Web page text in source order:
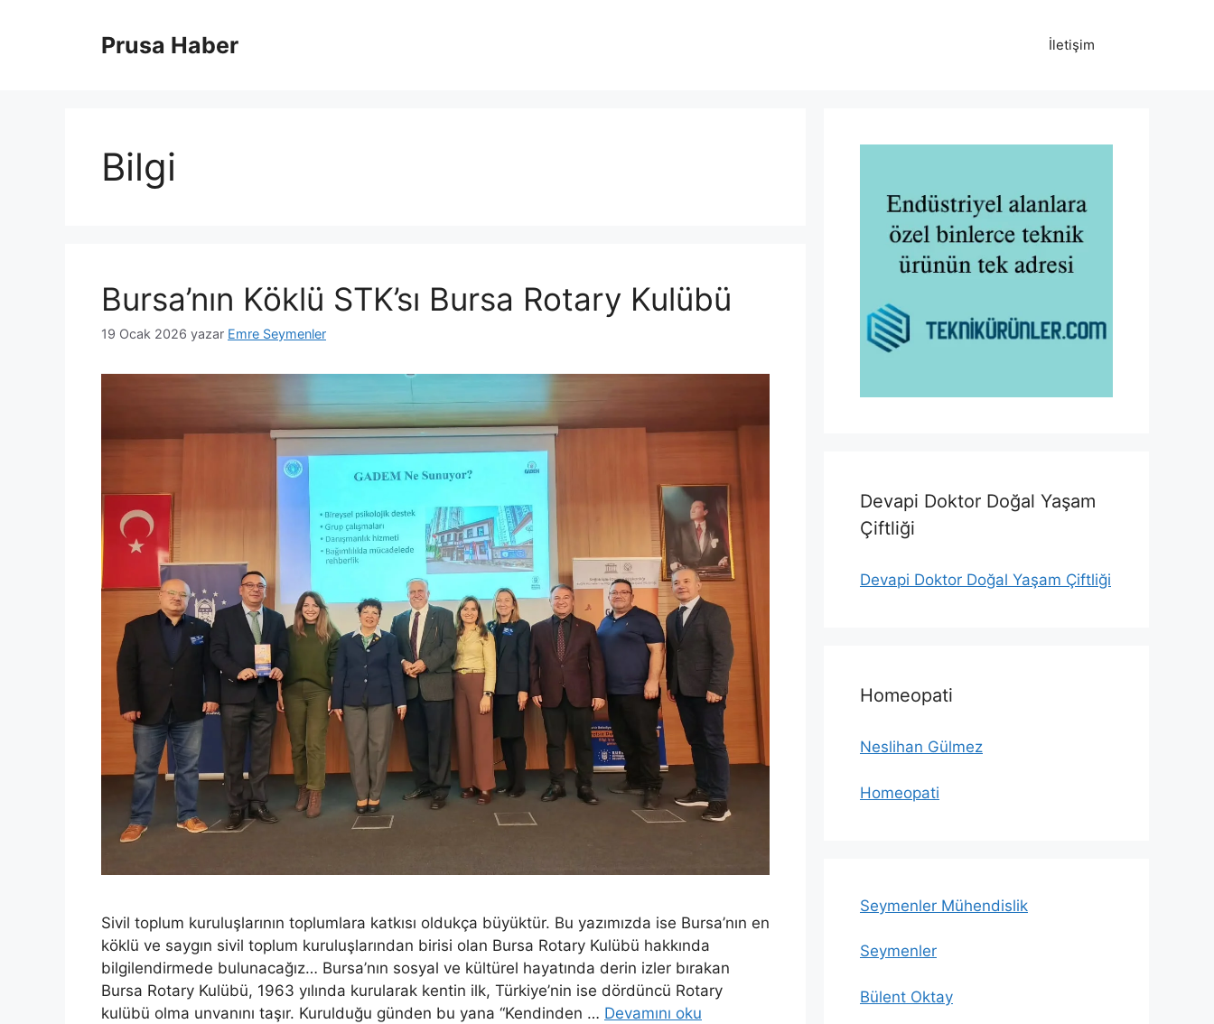
Prusa Haber İletişim
Bilgi
Bursa’nın Köklü STK’sı Bursa Rotary Kulübü
19 Ocak 2026 yazar Emre Seymenler
Sivil toplum kuruluşlarının toplumlara katkısı oldukça büyüktür. Bu yazımızda ise Bursa’nın en
köklü ve saygın sivil toplum kuruluşlarından birisi olan Bursa Rotary Kulübü hakkında
bilgilendirmede bulunacağız… Bursa’nın sosyal ve kültürel hayatında derin izler bırakan
Bursa Rotary Kulübü, 1963 yılında kurularak kentin ilk, Türkiye’nin ise dördüncü Rotary
kulübü olma unvanını taşır. Kurulduğu günden bu yana “Kendinden … Devamını oku
Devapi Doktor Doğal Yaşam
Çiftliği
Devapi Doktor Doğal Yaşam Çiftliği
Homeopati
Neslihan Gülmez
Homeopati
Seymenler Mühendislik
Seymenler
Bülent Oktay